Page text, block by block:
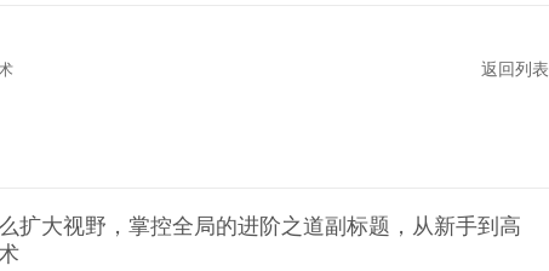
返回列表
扩大视野，掌控全局的进阶之道副标题，从新手到高